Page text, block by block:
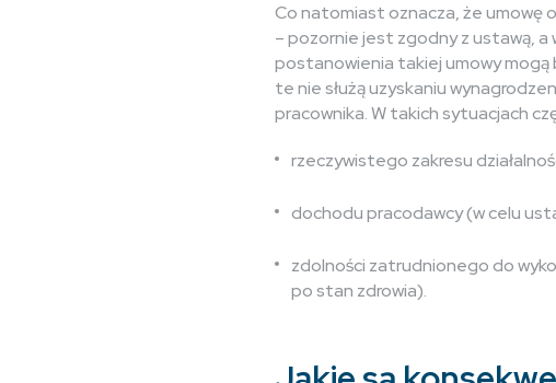
Co natomiast oznacza, że umowę
– pozornie jest zgodny z ustawą, a
postanowienia takiej umowy mogą
te nie służą uzyskaniu
pracownika. W takich sytuacjach
rzeczywistego zakresu
dochodu pracodawcy (w celu
zdolności zatrudnionego do
po stan zdrowia).